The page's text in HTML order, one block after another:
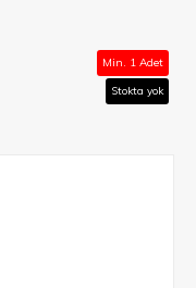
Min. 1 Adet
Stokta yok